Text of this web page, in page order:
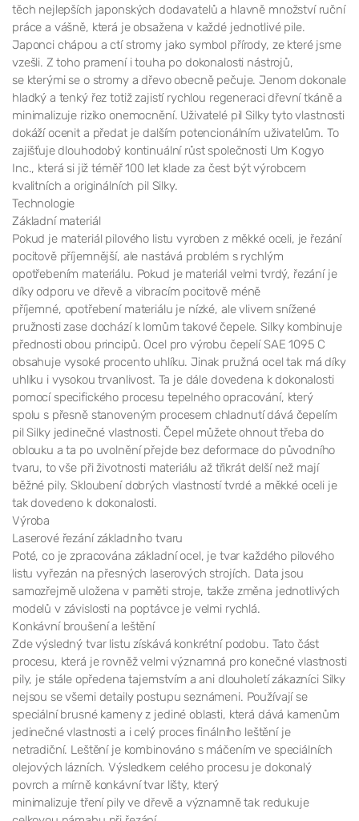
těch nejlepších japonských dodavatelů a hlavně množství ruční
práce a vášně, která je obsažena v každé jednotlivé pile.
Japonci chápou a ctí stromy jako symbol přírody, ze které jsme
vzešli. Z toho pramení i touha po dokonalosti nástrojů,
se kterými se o stromy a dřevo obecně pečuje. Jenom dokonale
hladký a tenký řez totiž zajistí rychlou regeneraci dřevní tkáně a
minimalizuje riziko onemocnění. Uživatelé pil Silky tyto vlastnosti
dokáží ocenit a předat je dalším potencionálním uživatelům. To
zajišťuje dlouhodobý kontinuální růst společnosti Um Kogyo
Inc., která si již téměř 100 let klade za čest být výrobcem
kvalitních a originálních pil Silky.
Technologie
Základní materiál
Pokud je materiál pilového listu vyroben z měkké oceli, je řezání
pocitově příjemnější, ale nastává problém s rychlým
opotřebením materiálu. Pokud je materiál velmi tvrdý, řezání je
díky odporu ve dřevě a vibracím pocitově méně
příjemné, opotřebení materiálu je nízké, ale vlivem snížené
pružnosti zase dochází k lomům takové čepele. Silky kombinuje
přednosti obou principů. Ocel pro výrobu čepelí SAE 1095 C
obsahuje vysoké procento uhlíku. Jinak pružná ocel tak má díky
uhlíku i vysokou trvanlivost. Ta je dále dovedena k dokonalosti
pomocí specifického procesu tepelného opracování, který
spolu s přesně stanoveným procesem chladnutí dává čepelím
pil Silky jedinečné vlastnosti. Čepel můžete ohnout třeba do
oblouku a ta po uvolnění přejde bez deformace do původního
tvaru, to vše při životnosti materiálu až třikrát delší než mají
běžné pily. Skloubení dobrých vlastností tvrdé a měkké oceli je
tak dovedeno k dokonalosti.
Výroba
Laserové řezání základního tvaru
Poté, co je zpracována základní ocel, je tvar každého pilového
listu vyřezán na přesných laserových strojích. Data jsou
samozřejmě uložena v paměti stroje, takže změna jednotlivých
modelů v závislosti na poptávce je velmi rychlá.
Konkávní broušení a leštění
Zde výsledný tvar listu získává konkrétní podobu. Tato část
procesu, která je rovněž velmi významná pro konečné vlastnosti
pily, je stále opředena tajemstvím a ani dlouholetí zákazníci Silky
nejsou se všemi detaily postupu seznámeni. Používají se
speciální brusné kameny z jediné oblasti, která dává kamenům
jedinečné vlastnosti a i celý proces finálního leštění je
netradiční. Leštění je kombinováno s máčením ve speciálních
olejových lázních. Výsledkem celého procesu je dokonalý
povrch a mírně konkávní tvar lišty, který
minimalizuje tření pily ve dřevě a významně tak redukuje